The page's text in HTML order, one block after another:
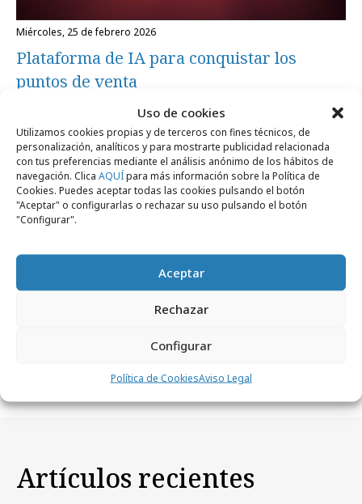
Uso de cookies
Utilizamos cookies propias y de terceros con fines técnicos, de
personalización, analíticos y para mostrarte publicidad relacionada
con tus preferencias mediante el análisis anónimo de los hábitos de
navegación. Clica AQUÍpara más información sobre la Política de
Cookies. Puedes aceptar todas las cookies pulsando el botón
"Aceptar" o configurarlas o rechazar su uso pulsando el botón
"Configurar".
Aceptar
Rechazar
Configurar
Política de CookiesAviso Legal
miércoles, 25 de febrero 2026
Plataforma de IA para conquistar los
puntos de venta
Formación y estudios
El comercio online, ¿un aliado para
Artículos recientes